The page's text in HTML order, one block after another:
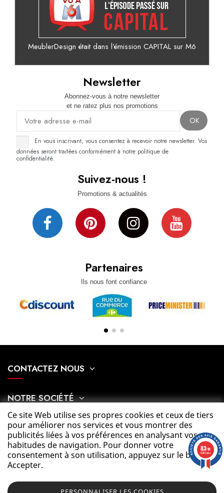
MeublerDesign était dans l’émission CAPITAL sur M6
Partenaires
Ils nous font confiance
Suivez-nous !
Promotions & actualités
Newsletter
Abonnez-vous à notre newsletter
et ne ratez plus nos promotions
En vous inscrivant, vous consentez à recevoir notre newsletter. Vos
données seront traitées conformément à notre politique de
confidentialité.
CONTACTEZ NOUS
NOTRE SOCIÉTÉ
MON COMPTE
CATÉGORIES
Ce site Web utilise ses propres cookies et ceux de tiers
pour améliorer nos services et vous montrer des
publicités liées à vos préférences en analysant vos
habitudes de navigation. Pour donner votre
consentement à son utilisation, appuyez sur le bouton
Accepter.
8.3/10
4342 avis